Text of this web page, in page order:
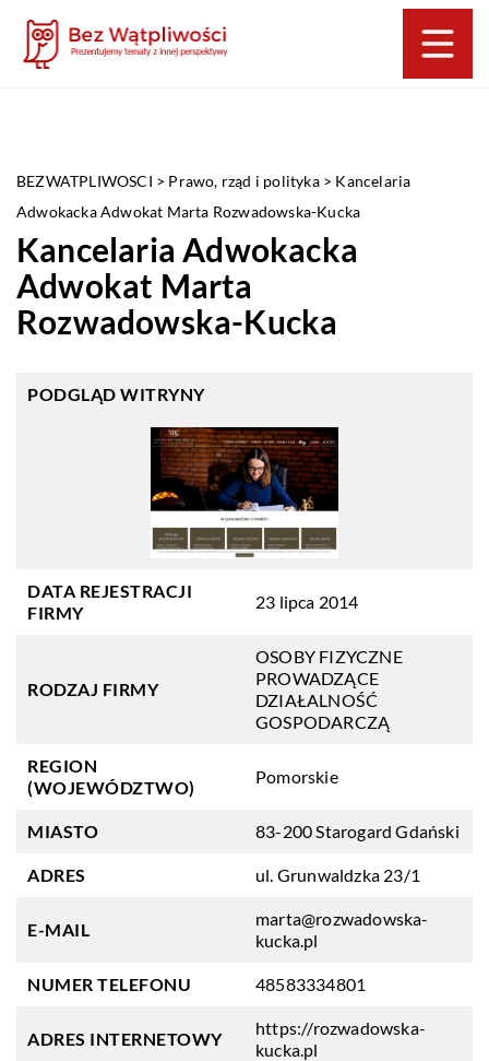
BEZWATPLIWOSCI > Prawo, rząd i polityka> Kancelaria
Adwokacka Adwokat Marta Rozwadowska-Kucka
Kancelaria Adwokacka
Adwokat Marta
Rozwadowska-Kucka
PODGLĄD WITRYNY
DATA REJESTRACJI
FIRMY
23 lipca 2014
RODZAJ FIRMY
OSOBY FIZYCZNE
PROWADZĄCE
DZIAŁALNOŚĆ
GOSPODARCZĄ
REGION
(WOJEWÓDZTWO)
Pomorskie
MIASTO 83-200 Starogard Gdański
ADRES ul. Grunwaldzka 23/1
E-MAIL
marta@rozwadowska-
kucka.pl
NUMER TELEFONU 48583334801
ADRES INTERNETOWY
https://rozwadowska-
kucka.pl